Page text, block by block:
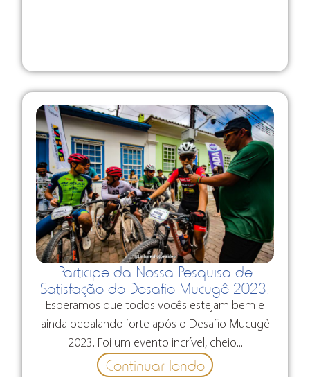
Participe da Nossa Pesquisa de
Satisfação do Desafio Mucugê 2023!
Esperamos que todos vocês estejam bem e
ainda pedalando forte após o Desafio Mucugê
2023. Foi um evento incrível, cheio...
Continuar lendo